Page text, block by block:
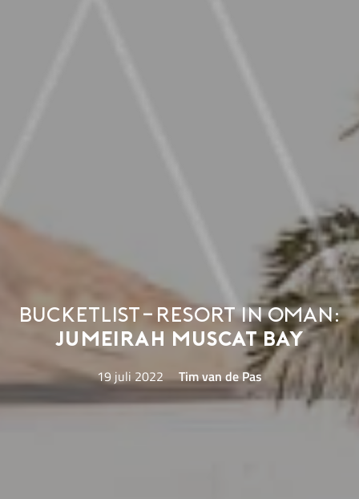
Bucketlist-resort in Oman:
Jumeirah Muscat Bay
19 juli 2022 Tim van de Pas